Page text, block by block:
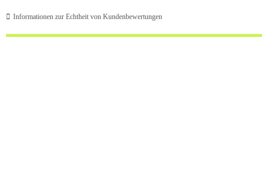
Informationen zur Echtheit von Kundenbewertungen